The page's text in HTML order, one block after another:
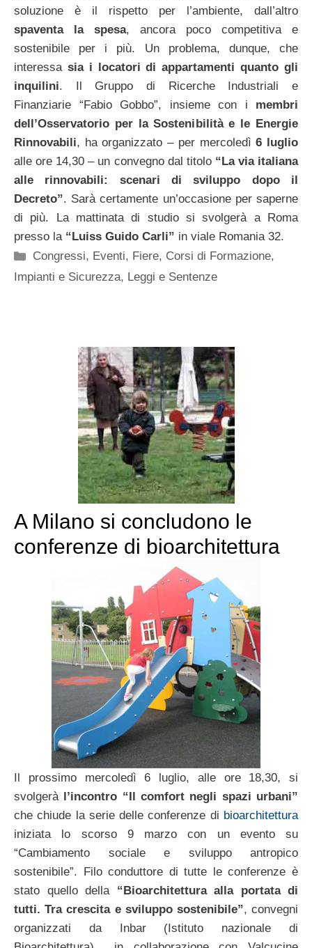
soluzione è il rispetto per l’ambiente, dall’altro
spaventa la spesa, ancora poco competitiva e
sostenibile per i più. Un problema, dunque, che
interessa sia i locatori di appartamenti quanto gli
inquilini. Il Gruppo di Ricerche Industriali e
Finanziarie “Fabio Gobbo”, insieme con i membri
dell’Osservatorio per la Sostenibilità e le Energie
Rinnovabili, ha organizzato – per mercoledì6 luglio
alle ore 14,30 – un convegno dal titolo “La via italiana
alle rinnovabili: scenari di sviluppo dopo il
Decreto”. Sarà certamente un’occasione per saperne
di più. La mattinata di studio si svolgerà a Roma
presso la “Luiss Guido Carli” in viale Romania 32.
Categorie
Congressi, Eventi, Fiere, Corsi di Formazione,
Impianti e Sicurezza, Leggi e Sentenze
A Milano si concludono le
conferenze di bioarchitettura
Il prossimo mercoledì 6 luglio, alle ore 18,30, si
svolgerà
l’incontro “Il comfort negli spazi urbani”
che chiude la serie delle conferenze di bioarchitettura
iniziata lo scorso 9 marzo con un evento su
“Cambiamento sociale e sviluppo antropico
sostenibile”. Filo conduttore di tutte le conferenze è
stato quello della “Bioarchitettura alla portata di
tutti. Tra crescita e sviluppo sostenibile”, convegni
organizzati da Inbar (Istituto nazionale di